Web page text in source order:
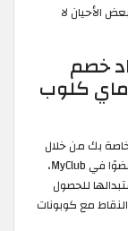
الأحيان لا
خصم
كلوب
بك من خلال
تقديم برنامج الولاء - ماي كلوب MyClub. باعتبارك عضوًا في MyClub،
للحصول
مع كوبونات